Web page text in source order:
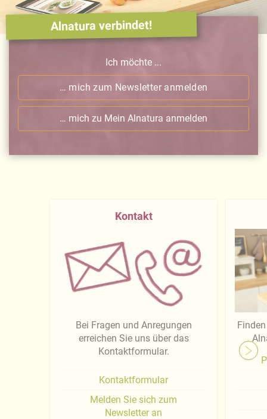
Alnatura verbindet!
Ich möchte ...
… mich zum Newsletter anmelden
… mich zu Mein Alnatura anmelden
Kontakt
Bei Fragen und Anregungen
erreichen Sie uns über das
Kontaktformular.
Kontaktformular
Melden Sie sich zum
Newsletter an